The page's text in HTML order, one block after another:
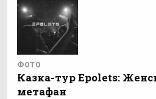
ФОТО
Казка-тур Epolets:
метафан